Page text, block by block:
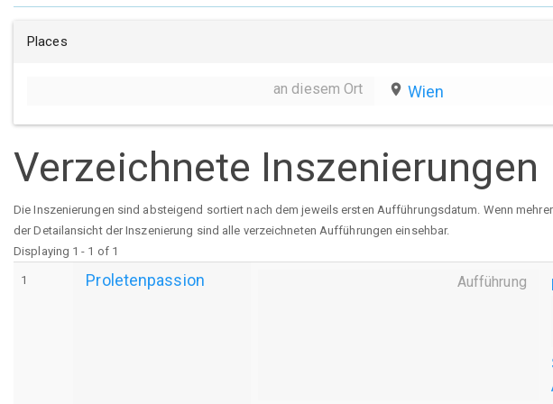
Places
an diesem Ort place Wien
Verzeichnete Inszenierungen
Die Inszenierungen sind absteigend sortiert nach dem jeweils ersten Aufführungsdatum. Wenn
der Detailansicht der Inszenierung sind alle verzeichneten Aufführungen einsehbar.
Displaying 1 - 1 of 1
1 Proletenpassion Aufführung